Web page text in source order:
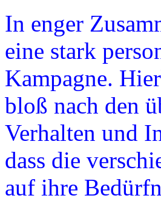
In enger
eine stark
Kampagne.
bloß nach den
Verhalten und
dass die
auf ihre